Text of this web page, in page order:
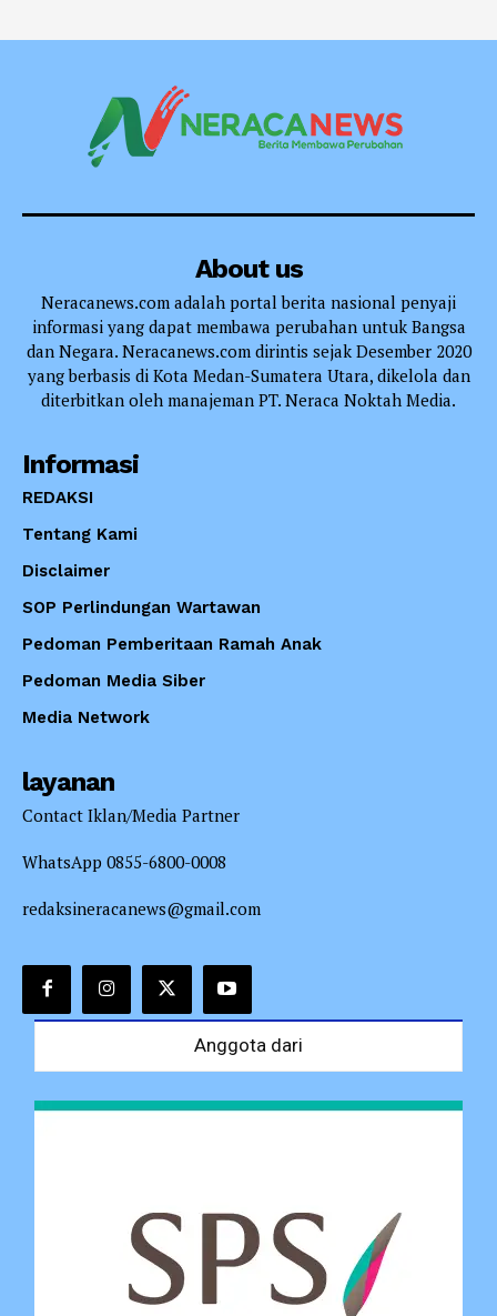
About us
Neracanews.com adalah portal berita nasional penyaji
informasi yang dapat membawa perubahan untuk Bangsa
dan Negara. Neracanews.com dirintis sejak Desember 2020
yang berbasis di Kota Medan-Sumatera Utara, dikelola dan
diterbitkan oleh manajeman PT. Neraca Noktah Media.
Informasi
REDAKSI
Tentang Kami
Disclaimer
SOP Perlindungan Wartawan
Pedoman Pemberitaan Ramah Anak
Pedoman Media Siber
Media Network
layanan
Contact Iklan/Media Partner
WhatsApp 0855-6800-0008
redaksineracanews@gmail.com
Anggota dari